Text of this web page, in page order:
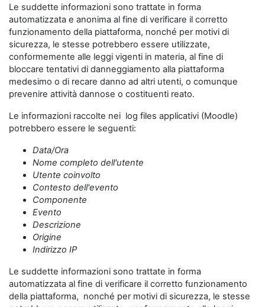
Le suddette informazioni sono trattate in forma
automatizzata e anonima al fine di verificare il corretto
funzionamento della piattaforma, nonché per motivi di
sicurezza, le stesse potrebbero essere utilizzate,
conformemente alle leggi vigenti in materia, al fine di
bloccare tentativi di danneggiamento alla piattaforma
medesimo o di recare danno ad altri utenti, o comunque
prevenire attività dannose o costituenti reato.
Le informazioni raccolte nei log files applicativi (Moodle)
potrebbero essere le seguenti:
Data/Ora
Nome completo dell'utente
Utente coinvolto
Contesto dell'evento
Componente
Evento
Descrizione
Origine
Indirizzo IP
Le suddette informazioni sono trattate in forma
automatizzata al fine di verificare il corretto funzionamento
della piattaforma, nonché per motivi di sicurezza, le stesse